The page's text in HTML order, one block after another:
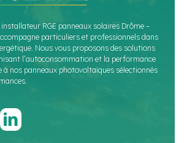
installateur RGE panneaux solaires Drôme –
particuliers et professionnels dans
Nous vous proposons des solutions
l’autoconsommation et la performance
à nos panneaux photovoltaïques sélectionnés